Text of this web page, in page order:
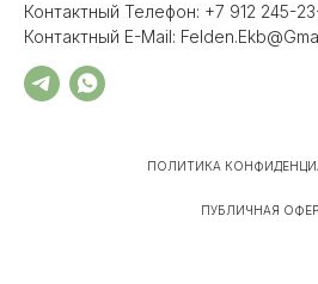
Контактный Телефон: +7 912 245-
Контактный E-Mail:
ПОЛИТИКА
ПУБЛИЧНАЯ